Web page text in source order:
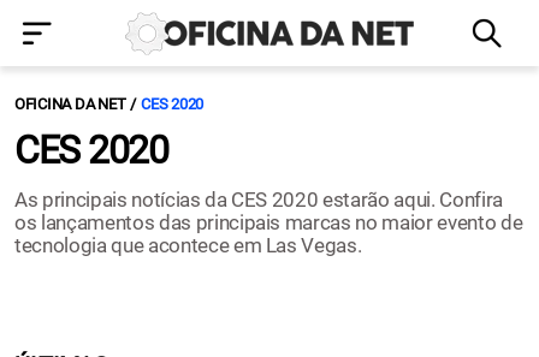
OFICINA DA NET CES 2020
CES 2020
As principais notícias da CES 2020 estarão aqui. Confira
os lançamentos das principais marcas no maior evento de
tecnologia que acontece em Las Vegas.